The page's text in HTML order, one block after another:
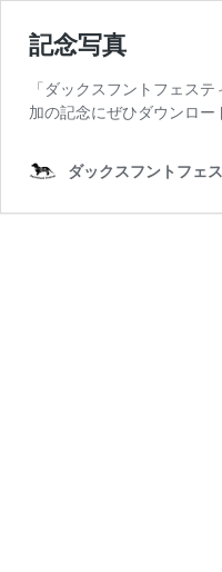
記念写真
「ダックスフントフェス
加の記念にぜひダウンロ
ダックスフントフェ